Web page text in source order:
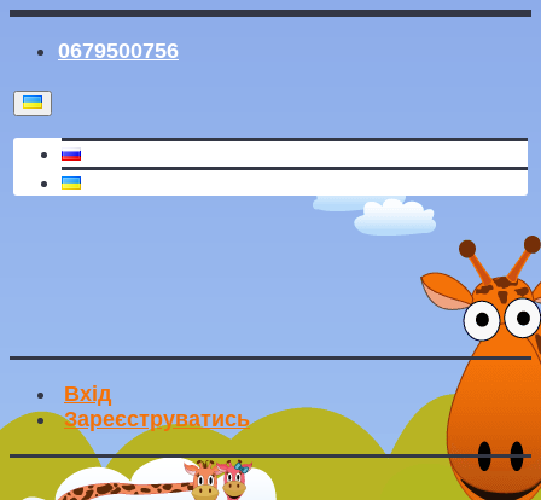
0679500756
Вхід
Зареєструватись